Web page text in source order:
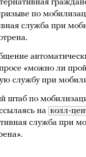
по
служба при
«можно ли
службу при
штаб по
на колл-
служба при